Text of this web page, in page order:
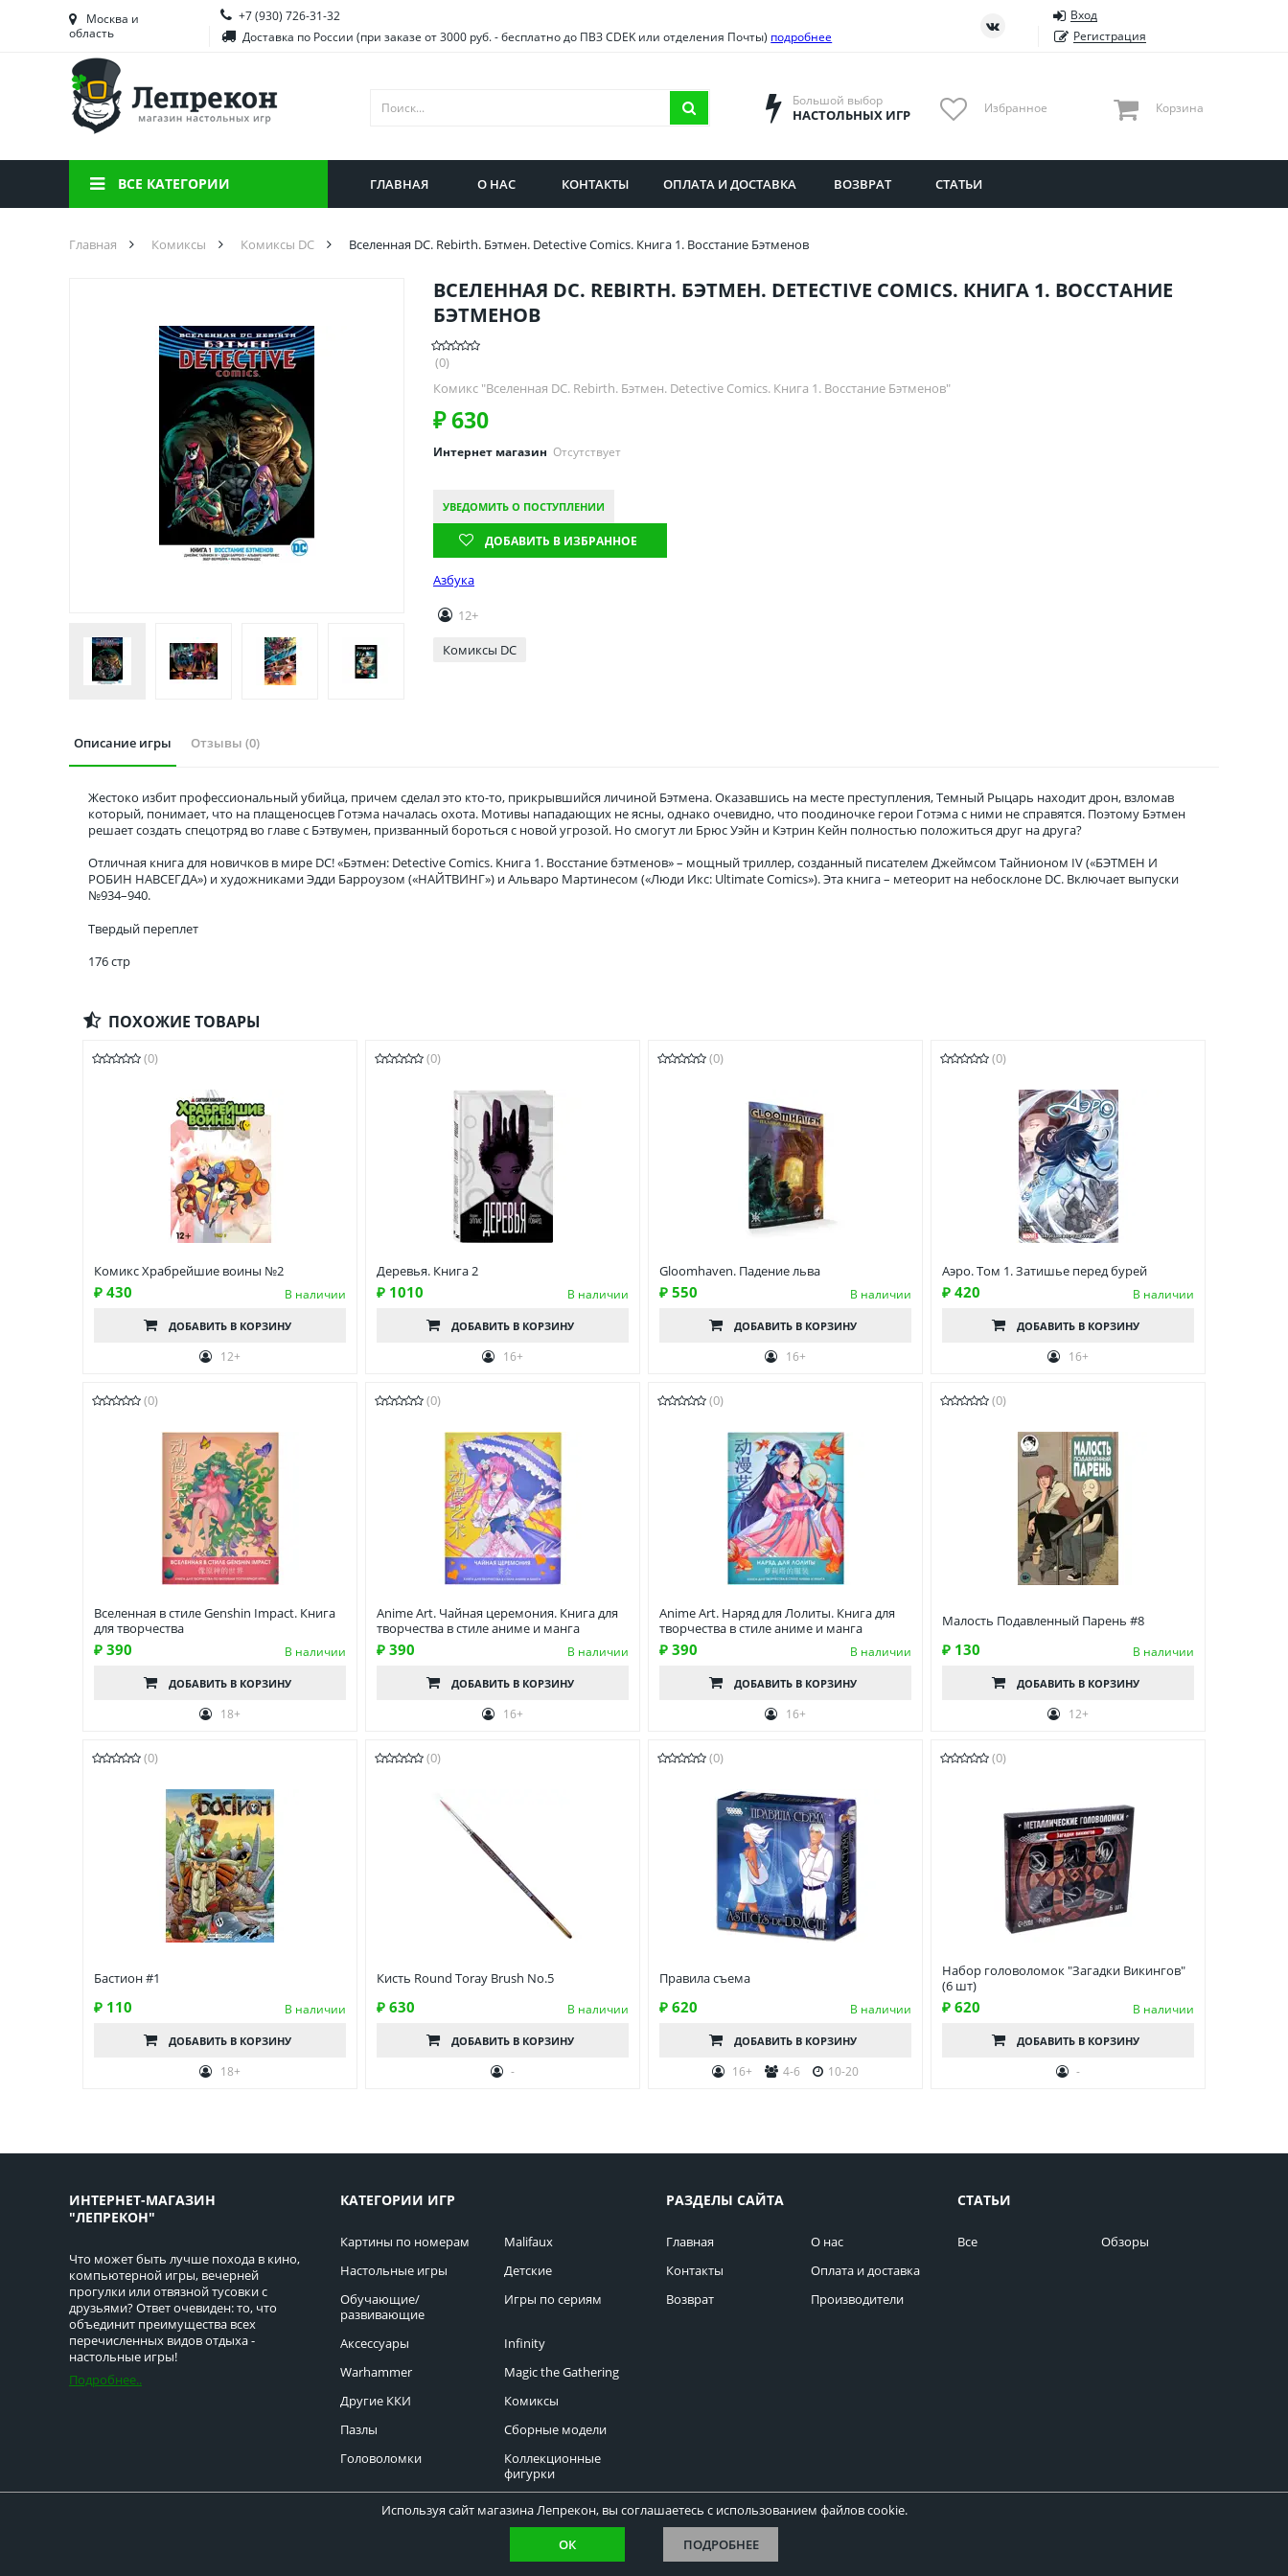
Башкортостан
Брянская область
Вологодская область
Воронежская область
Иркутская область
Саратовская область
Тюменская область
Ульяновская область
Москва и
область
+7 (930) 726-31-32
Доставка по России (при заказе от 3000 руб. - бесплатно до ПВЗ CDEK или отделения Почты) подробнее
Вход
Регистрация
Большой выбор
НАСТОЛЬНЫХ ИГР Избранное Корзина
ВСЕ КАТЕГОРИИ ГЛАВНАЯ О НАС КОНТАКТЫ ОПЛАТА И ДОСТАВКА ВОЗВРАТ СТАТЬИ
Главная Комиксы Комиксы DC Вселенная DC. Rebirth. Бэтмен. Detective Comics. Книга 1. Восстание Бэтменов
ВСЕЛЕННАЯ DC. REBIRTH. БЭТМЕН. DETECTIVE COMICS. КНИГА 1. ВОССТАНИЕ
БЭТМЕНОВ
(0)
Комикс "Вселенная DC. Rebirth. Бэтмен. Detective Comics. Книга 1. Восстание Бэтменов"
₽630
Интернет магазин Отсутствует
УВЕДОМИТЬ О ПОСТУПЛЕНИИ
ДОБАВИТЬ В ИЗБРАННОЕ
Азбука
12+
Комиксы DC
Описание игры Отзывы (0)
Жестоко избит профессиональный убийца, причем сделал это кто-то, прикрывшийся личиной Бэтмена. Оказавшись на месте преступления, Темный Рыцарь находит дрон, взломав
который, понимает, что на плащеносцев Готэма началась охота. Мотивы нападающих не ясны, однако очевидно, что поодиночке герои Готэма с ними не справятся. Поэтому Бэтмен
решает создать спецотряд во главе с Бэтвумен, призванный бороться с новой угрозой. Но смогут ли Брюс Уэйн и Кэтрин Кейн полностью положиться друг на друга?
Отличная книга для новичков в мире DC! «Бэтмен: Detective Comics. Книга 1. Восстание бэтменов» – мощный триллер, созданный писателем Джеймсом Тайнионом IV («БЭТМЕН И
РОБИН НАВСЕГДА») и художниками Эдди Барроузом («НАЙТВИНГ») и Альваро Мартинесом («Люди Икс: Ultimate Comics»). Эта книга – метеорит на небосклоне DC. Включает выпуски
№934–940.
Твердый переплет
176 стр
ПОХОЖИЕ ТОВАРЫ
(0)
Комикс Храбрейшие воины №2
₽ 430 В наличии
ДОБАВИТЬ В КОРЗИНУ
12+
(0)
Деревья. Книга 2
₽ 1010 В наличии
ДОБАВИТЬ В КОРЗИНУ
16+
(0)
Gloomhaven. Падение льва
₽ 550 В наличии
ДОБАВИТЬ В КОРЗИНУ
16+
(0)
Аэро. Том 1. Затишье перед бурей
₽ 420 В наличии
ДОБАВИТЬ В КОРЗИНУ
16+
(0)
Вселенная в стиле Genshin Impact. Книга
для творчества
₽ 390 В наличии
ДОБАВИТЬ В КОРЗИНУ
18+
(0)
Anime Art. Чайная церемония. Книга для
творчества в стиле аниме и манга
₽ 390 В наличии
ДОБАВИТЬ В КОРЗИНУ
16+
(0)
Anime Art. Наряд для Лолиты. Книга для
творчества в стиле аниме и манга
₽ 390 В наличии
ДОБАВИТЬ В КОРЗИНУ
16+
(0)
Малость Подавленный Парень #8
₽ 130 В наличии
ДОБАВИТЬ В КОРЗИНУ
12+
(0)
Бастион #1
₽ 110 В наличии
ДОБАВИТЬ В КОРЗИНУ
18+
(0)
Кисть Round Toray Brush No.5
₽ 630 В наличии
ДОБАВИТЬ В КОРЗИНУ
-
(0)
Правила съема
₽ 620 В наличии
ДОБАВИТЬ В КОРЗИНУ
16+ 4-6 10-20
(0)
Набор головоломок "Загадки Викингов"
(6 шт)
₽ 620 В наличии
ДОБАВИТЬ В КОРЗИНУ
-
ИНТЕРНЕТ-МАГАЗИН
"ЛЕПРЕКОН"
Что может быть лучше похода в кино,
компьютерной игры, вечерней
прогулки или отвязной тусовки с
друзьями? Ответ очевиден: то, что
объединит преимущества всех
перечисленных видов отдыха -
настольные игры!
Подробнее..
КАТЕГОРИИ ИГР
Картины по номерам
Malifaux
Настольные игры
Детские
Обучающие/
развивающие
Игры по сериям
Аксессуары
Infinity
Warhammer
Magic the Gathering
Другие ККИ
Комиксы
Пазлы
Сборные модели
Головоломки
Коллекционные
фигурки
РАЗДЕЛЫ САЙТА
Главная
О нас
Контакты
Оплата и доставка
Возврат
Производители
СТАТЬИ
Все Обзоры
Copyright © Лепрекон 2013-2026. Все права защищены
Используя сайт магазина Лепрекон, вы соглашаетесь с использованием файлов cookie.
ОК
ПОДРОБНЕЕ